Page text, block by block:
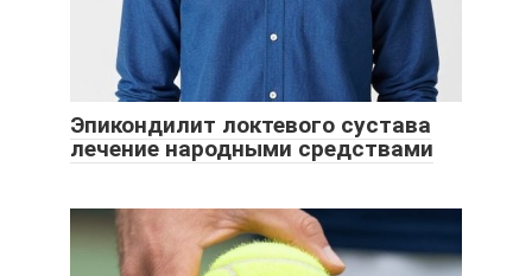
Эпикондилит локтевого сустава
лечение народными средствами